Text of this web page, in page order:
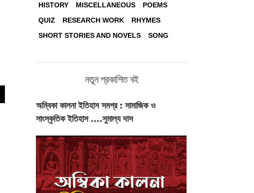
HISTORY MISCELLANEOUS
POEMS
QUIZ
RESEARCH WORK
RHYMES
SHORT STORIES AND NOVELS
SONG
নতুন প্রকাশিত বই
অম্বিকা কালনা ইতিহাস সমগ্র : সামাজিক ও
সাংস্কৃতিক ইতিহাস ....সুমাল্য দাস